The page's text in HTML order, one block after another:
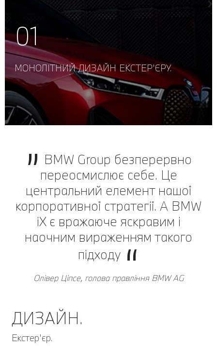
МОНОЛІТНИЙ ДИЗАЙН ЕКСТЕР’ЄРУ.
BMW Group безперервно
переосмислює себе. Це
центральний елемент нашої
корпоративної стратегії. А BMW
iX є вражаюче яскравим і
наочним вираженням такого
підходу
Олівер Ціпсе, голова правління BMW AG
ДИЗАЙН.
Екстер'єр.